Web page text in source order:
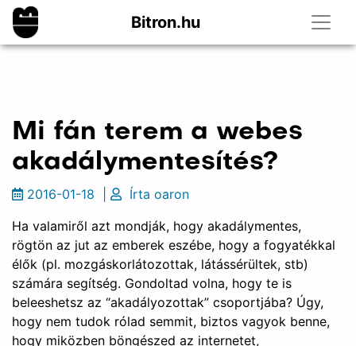
Bitron.hu
Mi fán terem a webes
akadálymentesítés?
2016-01-18 Írta oaron
Ha valamiről azt mondják, hogy akadálymentes,
rögtön az jut az emberek eszébe, hogy a fogyatékkal
élők (pl. mozgáskorlátozottak, látássérültek, stb)
számára segítség. Gondoltad volna, hogy te is
beleeshetsz az “akadályozottak” csoportjába? Úgy,
hogy nem tudok rólad semmit, biztos vagyok benne,
hogy miközben böngészed az internetet,